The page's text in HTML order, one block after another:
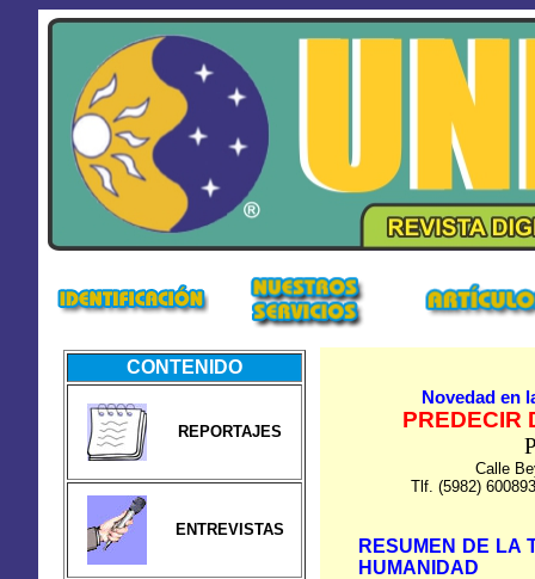
CONTENIDO
REPORTAJES
ENTREVISTAS
Novedad en
PREDECIR
Calle
Tlf. (5982)
RESUMEN DE LA
HUMANIDAD